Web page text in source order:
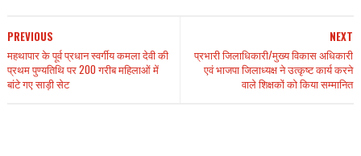
NEXT
प्रभारी जिलाधिकारी/मुख्य विकास अधिकारी
एवं भाजपा जिलाध्यक्ष ने उत्कृष्ट कार्य करने
वाले शिक्षकों को किया सम्मानित
PREVIOUS
महथापार के पूर्व प्रधान स्वर्गीय कमला देवी की
प्रथम पुण्यतिथि पर 200 गरीब महिलाओं में
बांटे गए साड़ी सेट